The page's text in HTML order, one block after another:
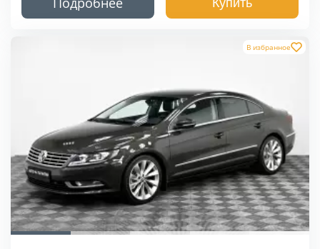
Купить
В избранное